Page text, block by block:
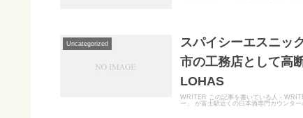
Uncategorized
スパイシーエスニッ
市の工務店として高
LOHAS
WRITER この記事を書いている人 -
ー」 が富士駅近くの日本酒専門カウンタ